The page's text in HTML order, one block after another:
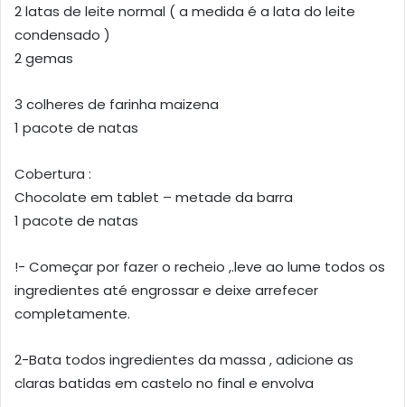
2 latas de leite normal ( a medida é a lata do leite
condensado )
2 gemas
3 colheres de farinha maizena
1 pacote de natas
Cobertura :
Chocolate em tablet – metade da barra
1 pacote de natas
!- Começar por fazer o recheio ,.leve ao lume todos os
ingredientes até engrossar e deixe arrefecer
completamente.
2-Bata todos ingredientes da massa , adicione as
claras batidas em castelo no final e envolva